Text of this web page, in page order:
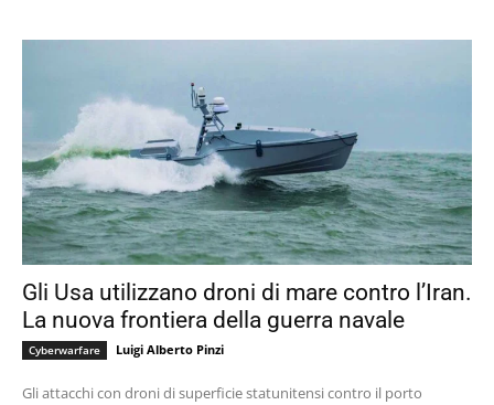
Gli Usa utilizzano droni di mare contro l’Iran.
La nuova frontiera della guerra navale
Cyberwarfare Luigi Alberto Pinzi
Gli attacchi con droni di superficie statunitensi contro il porto